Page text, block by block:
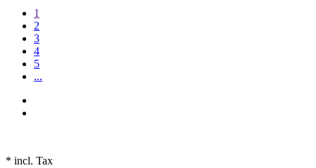
1
2
3
4
5
...
* incl. Tax